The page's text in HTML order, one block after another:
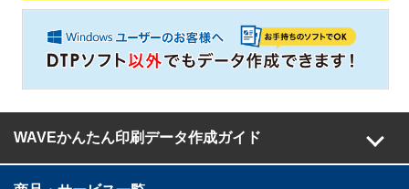
WAVEかんたん印刷データ作成ガイド